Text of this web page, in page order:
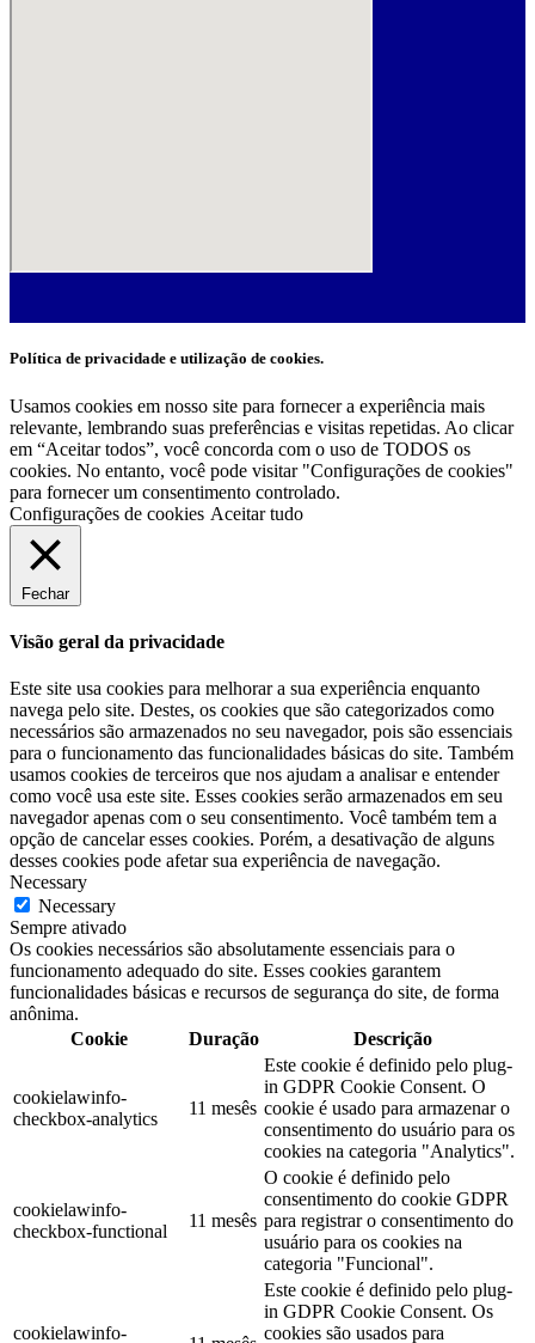
Política de privacidade e utilização de cookies.
Usamos cookies em nosso site para fornecer a experiência mais
relevante, lembrando suas preferências e visitas repetidas. Ao clicar
em “Aceitar todos”, você concorda com o uso de TODOS os
cookies. No entanto, você pode visitar "Configurações de cookies"
para fornecer um consentimento controlado.
Configurações de cookies Aceitar tudo
Fechar
Visão geral da privacidade
Este site usa cookies para melhorar a sua experiência enquanto
navega pelo site. Destes, os cookies que são categorizados como
necessários são armazenados no seu navegador, pois são essenciais
para o funcionamento das funcionalidades básicas do site. Também
usamos cookies de terceiros que nos ajudam a analisar e entender
como você usa este site. Esses cookies serão armazenados em seu
navegador apenas com o seu consentimento. Você também tem a
opção de cancelar esses cookies. Porém, a desativação de alguns
desses cookies pode afetar sua experiência de navegação.
Necessary
Necessary
Sempre ativado
Os cookies necessários são absolutamente essenciais para o
funcionamento adequado do site. Esses cookies garantem
funcionalidades básicas e recursos de segurança do site, de forma
anônima.
Cookie
Duração Descrição
cookielawinfo-
checkbox-analytics
11 mesês
Este cookie é definido pelo plug-
in GDPR Cookie Consent. O
cookie é usado para armazenar o
consentimento do usuário para os
cookies na categoria "Analytics".
cookielawinfo-
checkbox-functional
11 mesês
O cookie é definido pelo
consentimento do cookie GDPR
para registrar o consentimento do
usuário para os cookies na
categoria "Funcional".
cookielawinfo-
Este cookie é definido pelo plug-
in GDPR Cookie Consent. Os
cookies são usados para